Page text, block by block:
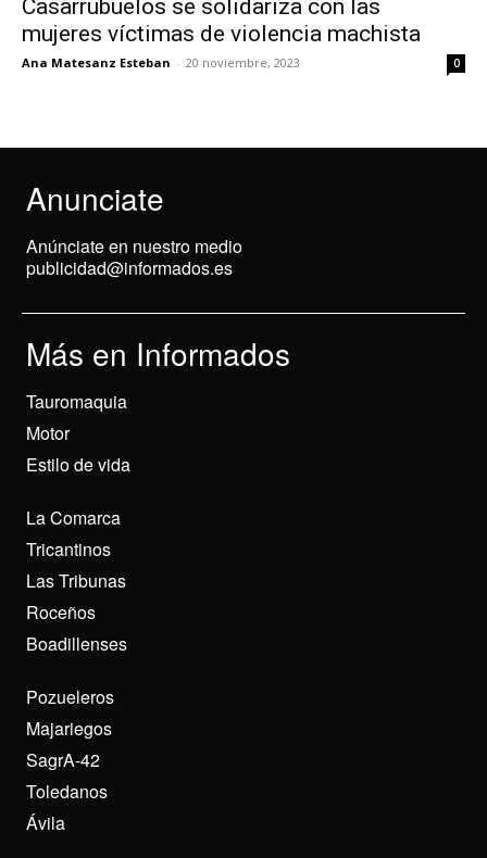
Casarrubuelos se solidariza con las
mujeres víctimas de violencia machista
Ana Matesanz Esteban - 20 noviembre, 2023 0
Anunciate
Anúnciate en nuestro medio
publicidad@informados.es
Más en Informados
Tauromaquia
Motor
Estilo de vida
La Comarca
Tricantinos
Las Tribunas
Roceños
Boadillenses
Pozueleros
Majariegos
SagrA-42
Toledanos
Ávila